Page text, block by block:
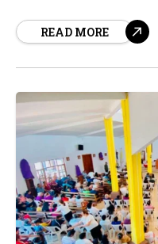
de Telefonía, vinculada
de datos...
READ MORE